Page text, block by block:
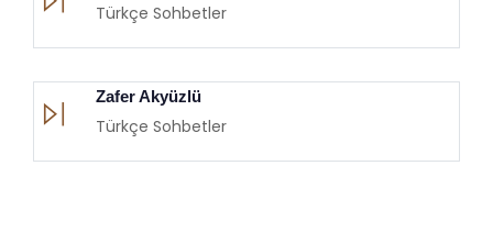
Türkçe Sohbetler
Zafer Akyüzlü
Türkçe Sohbetler